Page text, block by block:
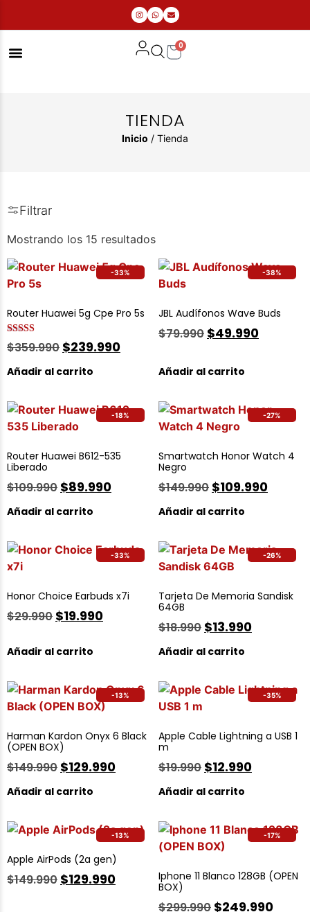
0
TIENDA
Inicio / Tienda
Filtrar
Mostrando los 15 resultados
-33%
Router Huawei 5g Cpe Pro 5s
Valorado
con
de 5
$359.990 $239.990
Añadir al carrito
-38%
JBL Audífonos Wave Buds
$79.990 $49.990
Añadir al carrito
-18%
Router Huawei B612-535
Liberado
$109.990 $89.990
Añadir al carrito
-27%
Smartwatch Honor Watch 4
Negro
$149.990 $109.990
Añadir al carrito
-33%
Honor Choice Earbuds x7i
$29.990 $19.990
Añadir al carrito
-26%
Tarjeta De Memoria Sandisk
64GB
$18.990 $13.990
Añadir al carrito
-13%
Harman Kardon Onyx 6 Black
(OPEN BOX)
$149.990 $129.990
Añadir al carrito
-35%
Apple Cable Lightning a USB 1
m
$19.990 $12.990
Añadir al carrito
-13%
Apple AirPods (2a gen)
$149.990 $129.990
-17%
Iphone 11 Blanco 128GB (OPEN
BOX)
$299.990 $249.990